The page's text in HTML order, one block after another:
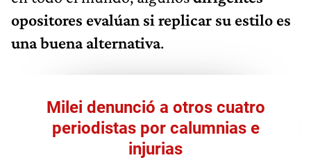
opositores evalúan si replicar su estilo es
una buena alternativa.
Milei denunció a otros cuatro
periodistas por calumnias e
injurias